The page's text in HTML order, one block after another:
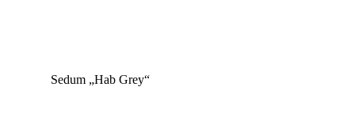
Sedum „Hab Grey“